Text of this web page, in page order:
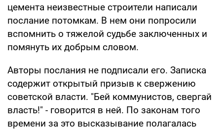
цемента неизвестные строители написали
послание потомкам. В нем они попросили
вспомнить о тяжелой судьбе заключенных и
помянуть их добрым словом.
Авторы послания не подписали его. Записка
содержит открытый призыв к свержению
советской власти. "Бей коммунистов, свергай
власть!" - говорится в ней. По законам того
времени за это высказывание полагалась